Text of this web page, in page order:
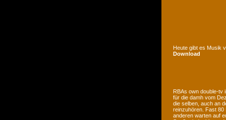
Heute gibt es Musik
Download
RBAs own double-tv
für die damh vom
die selben, auch an
reinzuhören. Fast 80
anderen warten auf